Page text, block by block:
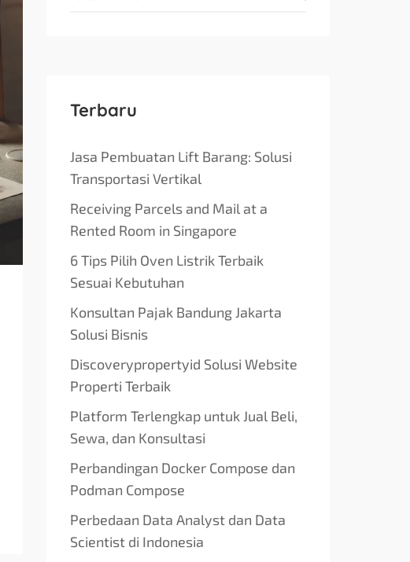
Terbaru
Jasa Pembuatan Lift Barang: Solusi
Transportasi Vertikal
Receiving Parcels and Mail at a
Rented Room in Singapore
6 Tips Pilih Oven Listrik Terbaik
Sesuai Kebutuhan
Konsultan Pajak Bandung Jakarta
Solusi Bisnis
Discoverypropertyid Solusi Website
Properti Terbaik
Platform Terlengkap untuk Jual Beli,
Sewa, dan Konsultasi
Perbandingan Docker Compose dan
Podman Compose
Perbedaan Data Analyst dan Data
Scientist di Indonesia